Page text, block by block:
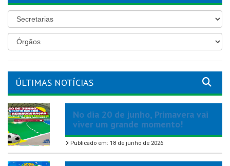
ÚLTIMAS NOTÍCIAS
No dia 20 de junho, Primavera vai
viver um grande momento!
Publicado em: 18 de junho de 2026